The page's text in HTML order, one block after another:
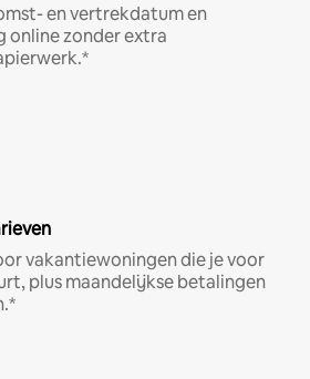
en vertrekdatum en
online zonder extra
vakantiewoningen die je voor
plus maandelijkse betalingen